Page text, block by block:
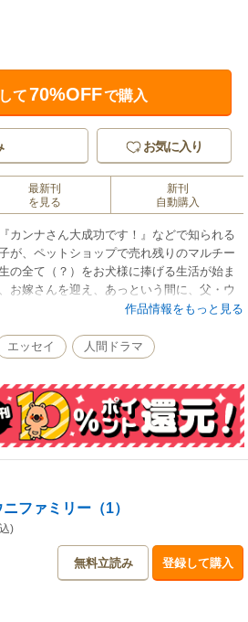
て70%OFFで購入
お気に入り
最新刊
を見る
新刊
自動購入
カンナさん大成功です！』などで知られる
が、ペットショップで売れ残りのマルチー
の全て（？）をお犬様に捧げる生活が始ま
お嫁さんを迎え、あっという間に、父・ウ
ニラ、4ころ合わせてウニファミリーの出来
作品情報をもっと見る
エッセイ 人間ドラマ
ファミリー（1）
)
無料立読み 登録して購入